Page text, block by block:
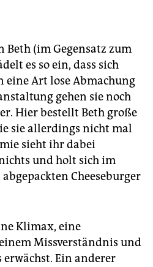
Beth (im Gegensatz zum
es so ein, dass sich
eine Art lose Abmachung
gehen sie noch
Hier bestellt Beth große
sie allerdings nicht mal
sieht ihr dabei
und holt sich im
Cheeseburger
Klimax, eine
Missverständnis und
Ein anderer